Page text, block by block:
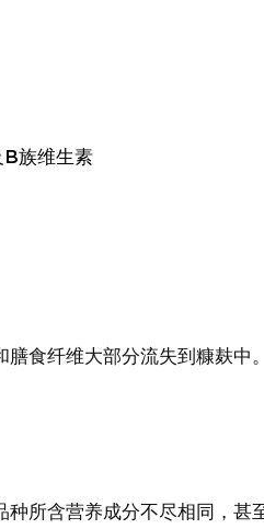
B族维生素
食纤维大部分流失到糠麸中。
所含营养成分不尽相同，甚